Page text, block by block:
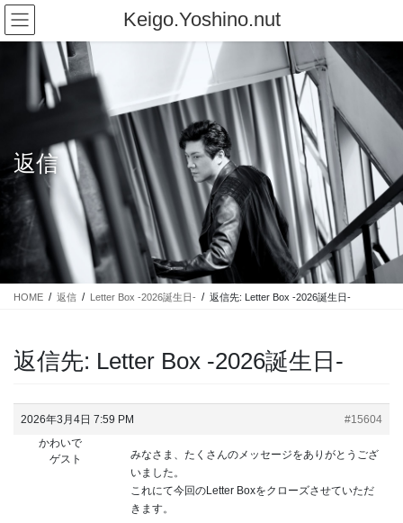
コ
ン
テ
ナ
ビ
ゲ
動
Keigo.Yoshino.nut
返信
HOME 返信 Letter Box -2026誕生日- 返信先: Letter Box -2026誕生日-
返信先: Letter Box -2026誕生日-
2026年3月4日 7:59 PM
#15604
かわいで
ゲスト
みなさま、たくさんのメッセージをありがとうござ
いました。
これにて今回のLetter Boxをクローズさせていただ
きます。